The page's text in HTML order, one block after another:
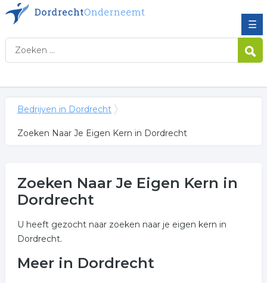
☰
Bedrijven in Dordrecht
Zoeken Naar Je Eigen Kern in Dordrecht
Zoeken Naar Je Eigen Kern in
Dordrecht
U heeft gezocht naar zoeken naar je eigen kern in
Dordrecht.
Meer in Dordrecht